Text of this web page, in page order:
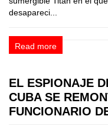
desapareci...
Read more
EL ESPIONAJE
CUBA SE
FUNCIONARIO